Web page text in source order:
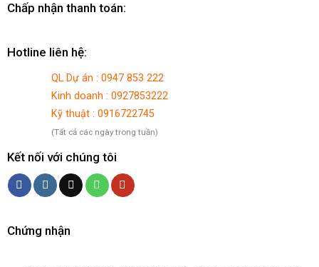
Chấp nhận thanh toán:
Hotline liên hệ:
QL Dự án : 0947 853 222
Kinh doanh : 0927853222
Kỹ thuật : 0916722745
(Tất cả các ngày trong tuần)
Kết nối với chúng tôi
Chứng nhận